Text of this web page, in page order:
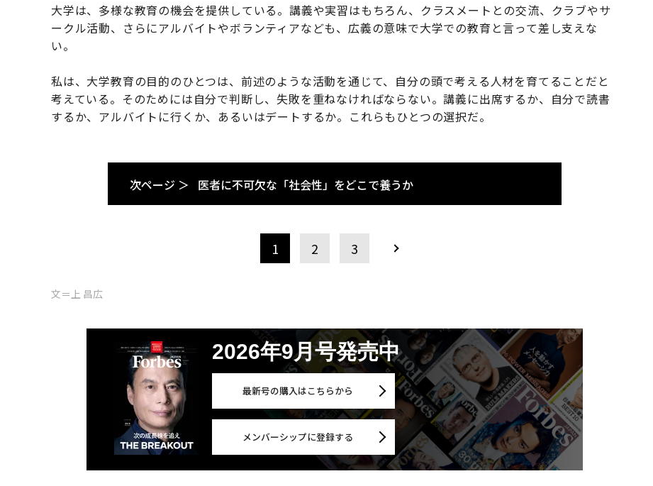
大学は、多様な教育の機会を提供している。講義や実習はもちろん、クラスメートとの交流、クラブやサ
ークル活動、さらにアルバイトやボランティアなども、広義の意味で大学での教育と言って差し支えな
い。
私は、大学教育の目的のひとつは、前述のような活動を通じて、自分の頭で考える人材を育てることだと
考えている。そのためには自分で判断し、失敗を重ねなければならない。講義に出席するか、自分で読書
するか、アルバイトに行くか、あるいはデートするか。これらもひとつの選択だ。
次ページ ＞ 医者に不可欠な「社会性」をどこで養うか
1 2 3
文＝上 昌広
2026年9月号発売中
最新号の購入はこちらから
メンバーシップに登録する